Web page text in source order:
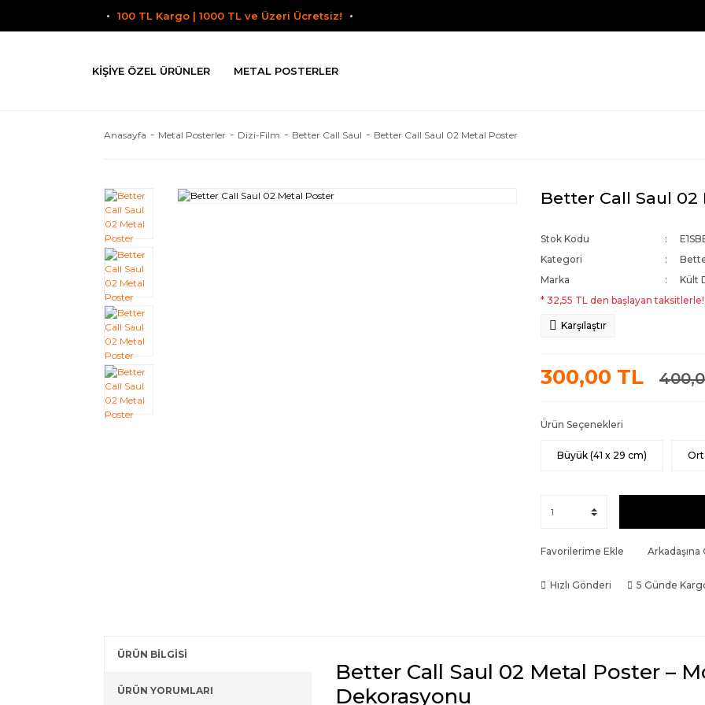
100 TL Kargo | 1000 TL ve Üzeri Ücretsiz!
KIŞIYE ÖZEL ÜRÜNLER METAL POSTERLER
Anasayfa Metal Posterler Dizi-Film Better Call Saul Better Call Saul 02 Metal Poster
Better Call Saul
Stok Kodu
Kategori
Marka
Kült
* 32,55 TL den başlayan taksitlerle!
Karşılaştır
300,00 TL
Ürün Seçenekleri
Büyük (41 x 29 cm)
Favorilerime Ekle Arkadaşına
Hızlı Gönderi 5 Günde
ÜRÜN BİLGİSİ
ÜRÜN YORUMLARI
Better Call Saul 02 Metal Poster –
Dekorasyonu